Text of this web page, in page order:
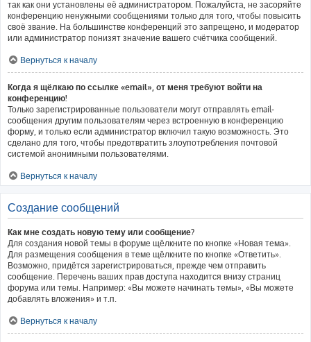
так как они установлены её администратором. Пожалуйста, не засоряйте
конференцию ненужными сообщениями только для того, чтобы повысить
своё звание. На большинстве конференций это запрещено, и модератор
или администратор понизят значение вашего счётчика сообщений.
Вернуться к началу
Когда я щёлкаю по ссылке «email», от меня требуют войти на
конференцию!
Только зарегистрированные пользователи могут отправлять email-
сообщения другим пользователям через встроенную в конференцию
форму, и только если администратор включил такую возможность. Это
сделано для того, чтобы предотвратить злоупотребления почтовой
системой анонимными пользователями.
Вернуться к началу
Создание сообщений
Как мне создать новую тему или сообщение?
Для создания новой темы в форуме щёлкните по кнопке «Новая тема».
Для размещения сообщения в теме щёлкните по кнопке «Ответить».
Возможно, придётся зарегистрироваться, прежде чем отправить
сообщение. Перечень ваших прав доступа находится внизу страниц
форума или темы. Например: «Вы можете начинать темы», «Вы можете
добавлять вложения» и т.п.
Вернуться к началу